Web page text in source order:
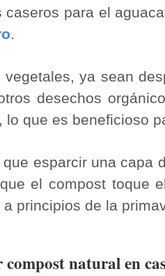
para el
.
ya sean
desechos
que es beneficioso
esparcir una capa
el compost toque
principios de la
compost natural en